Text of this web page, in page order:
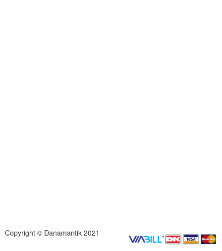
Copyright © Danamantik 2021